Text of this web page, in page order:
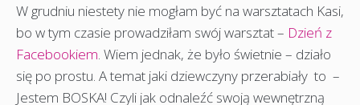
W grudniu niestety nie mogłam być na warsztatach Kasi,
bo w tym czasie prowadziłam swój warsztat – Dzień z
Facebookiem. Wiem jednak, że było świetnie – działo
się po prostu. A temat jaki dziewczyny przerabiały to –
Jestem BOSKA! Czyli jak odnaleźć swoją wewnętrzną